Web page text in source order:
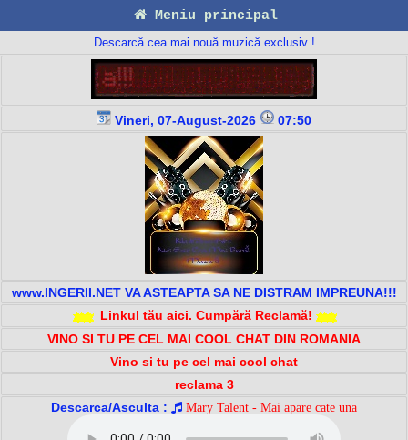
Meniu principal
Descarcă cea mai nouă muzică exclusiv !
Vineri, 07-August-2026 07:50
www.INGERII.NET VA ASTEAPTA SA NE DISTRAM IMPREUNA!!!
Linkul tău aici. Cumpără Reclamă!
VINO SI TU PE CEL MAI COOL CHAT DIN ROMANIA
Vino si tu pe cel mai cool chat
reclama 3
Descarca/Asculta :
Mary Talent - Mai apare cate una